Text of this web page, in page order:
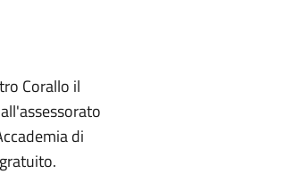
Corallo il
di